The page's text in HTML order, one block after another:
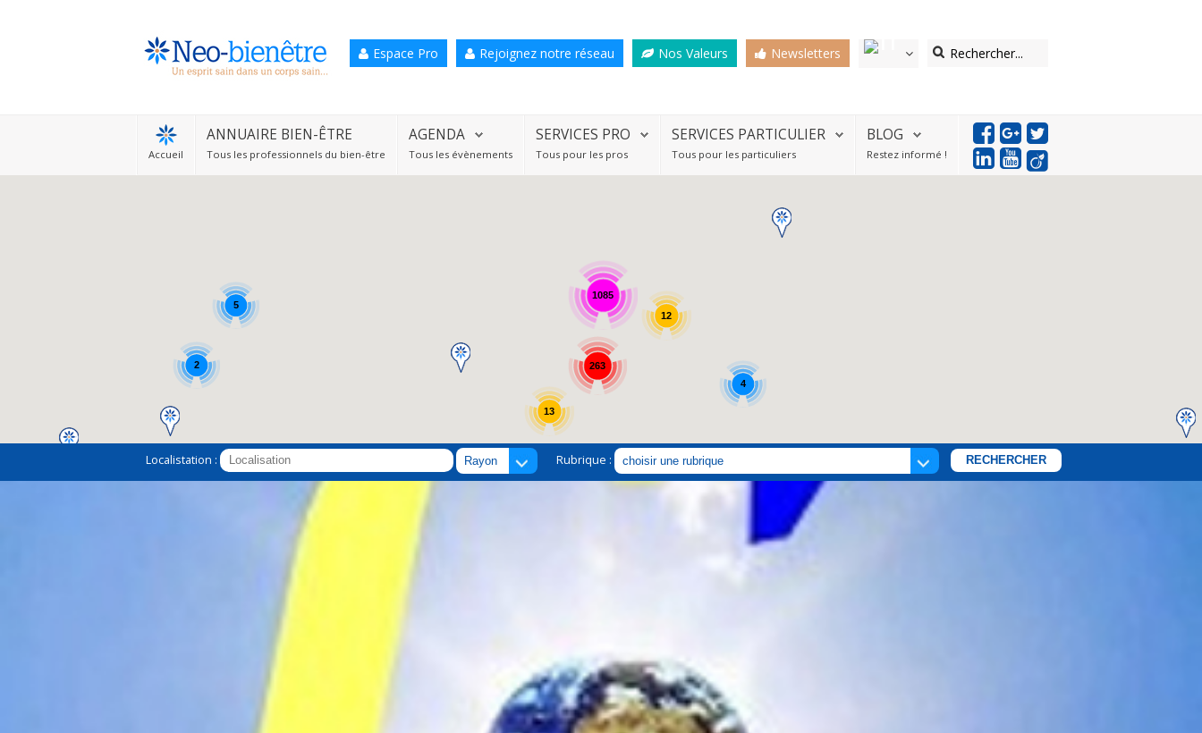
Espace Pro Rejoignez notre réseau Nos Valeurs Newsletters
Accueil
ANNUAIRE BIEN-ÊTRE
Tous les professionnels du bien-être
AGENDA
Tous les évènements
SERVICES PRO
Tous pour les pros
SERVICES PARTICULIER
Tous pour les particuliers
BLOG
Restez informé !
1085
13
5
263
4
2
12
Localistation : Rubrique :